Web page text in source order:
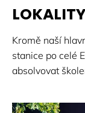
Kromě naší
stanice po celé
absolvovat